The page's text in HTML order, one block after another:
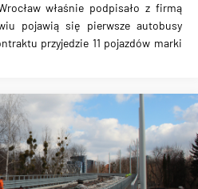
właśnie podpisało z firmą
pojawią się pierwsze autobusy
przyjedzie 11 pojazdów marki